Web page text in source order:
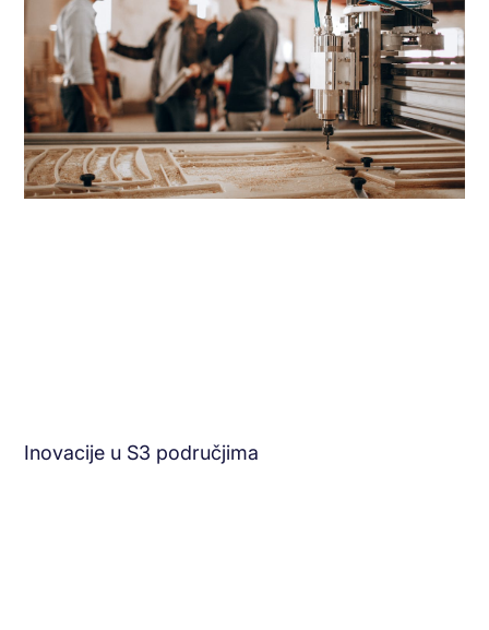
Inovacije u S3 područjima